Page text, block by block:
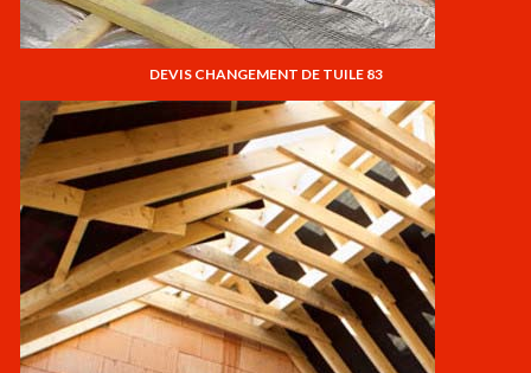
DEVIS CHANGEMENT DE TUILE 83